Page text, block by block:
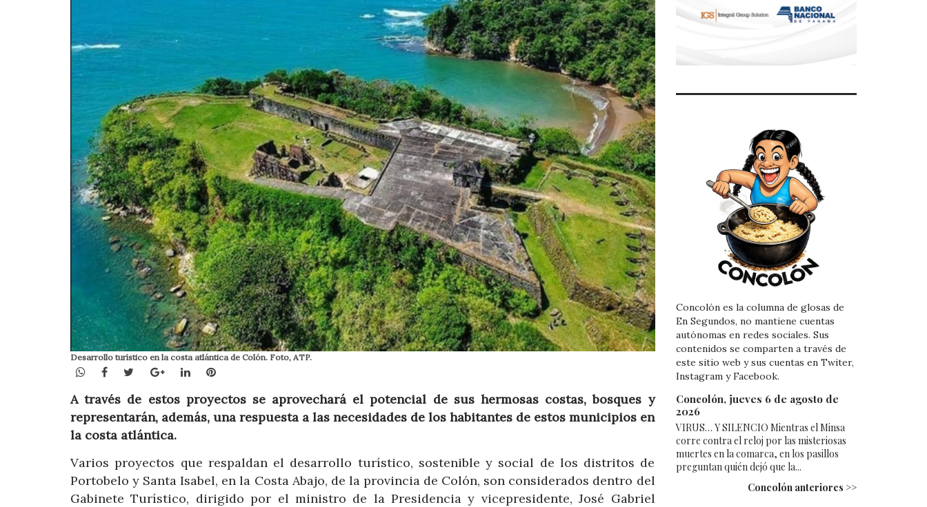
Desarrollo turístico en la costa atlántica de Colón. Foto, ATP.
WhatsApp
Facebook
TwitterGoogle+LinkedInPinterest
A través de estos proyectos se aprovechará el potencial de sus hermosas costas, bosques y
representarán, además, una respuesta a las necesidades de los habitantes de estos municipios en
la costa atlántica.
Varios proyectos que respaldan el desarrollo turístico, sostenible y social de los distritos de
Portobelo y Santa Isabel, en la Costa Abajo, de la provincia de Colón, son considerados dentro del
Gabinete Turístico, dirigido por el ministro de la Presidencia y vicepresidente, José Gabriel
Concolón es la columna de glosas de
En Segundos, no mantiene cuentas
autónomas en redes sociales. Sus
contenidos se comparten a través de
este sitio web y sus cuentas en Twiter,
Instagram y Facebook.
Concolón, jueves 6 de agosto de
2026
VIRUS… Y SILENCIO Mientras el Minsa
corre contra el reloj por las misteriosas
muertes en la comarca, en los pasillos
preguntan quién dejó que la...
Concolón anteriores >>